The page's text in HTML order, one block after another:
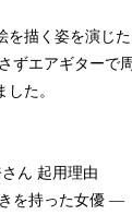
描く姿を演じ
ずエアギターで
た。
ん 起用理由
を持った女優 ―